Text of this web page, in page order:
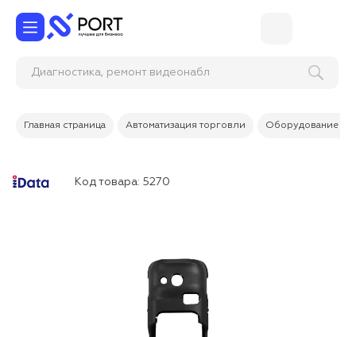
Диагностика, ремонт видеон
Главная страница Автоматизация торговли Оборудование
Код товара: 5270